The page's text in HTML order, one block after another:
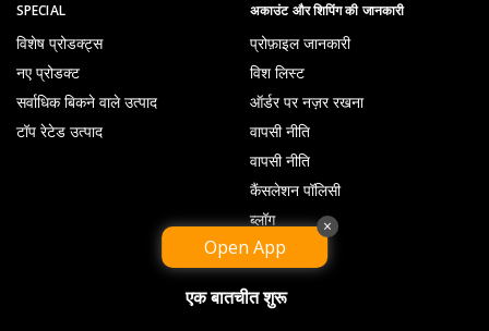
SPECIAL
विशेष प्रोडक्ट्स
नए प्रोडक्ट
सर्वाधिक बिकने वाले उत्पाद
टॉप रेटेड उत्पाद
अकाउंट और शिपिंग की जानकारी
प्रोफ़ाइल जानकारी
विश लिस्ट
ऑर्डर पर नज़र रखना
वापसी नीति
वापसी नीति
कैंसलेशन पॉलिसी
ब्लॉग
एक बातचीत शुरू
Open App
×